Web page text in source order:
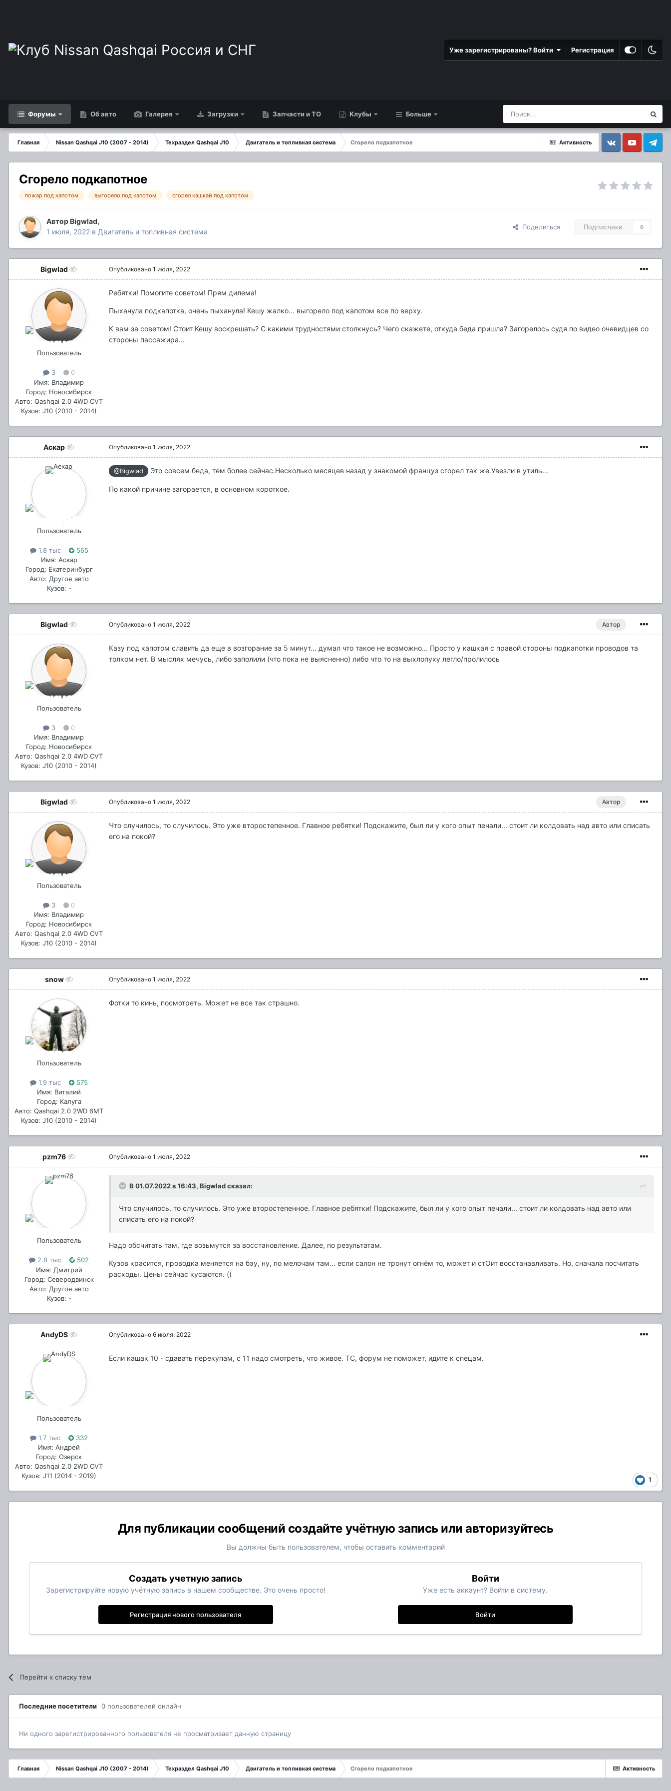
Уже зарегистрированы? Войти Регистрация
Форумы Об авто Галерея Загрузки Запчасти и ТО Клубы Больше
Активность
Главная Nissan Qashqai J10 (2007 - 2014) Техраздел Qashqai J10 Двигатель и топливная система
Сгорело подкапотное
VkontakteYouTube Telegram
Сгорело подкапотное
пожар под капотом выгорело под капотом сгорел кашкай под капотом
АвторBigwlad,
1 июля, 2022 в Двигатель и топливная система
Поделиться Подписчики 0
Bigwlad
Пользователь
3
0
Имя: Владимир
Город: Новосибирск
Авто: Qashqai 2.0 4WD CVT
Кузов: J10 (2010 - 2014)
Опубликовано 1 июля, 2022
Ребятки! Помогите советом! Прям дилема!
Пыханула подкапотка, очень пыханула! Кешу жалко... выгорело под капотом все по верху.
К вам за советом! Стоит Кешу воскрешать? С какими трудностями столкнусь? Чего скажете, откуда беда пришла? Загорелось судя по видео очевидцев со
стороны пассажира...
Аскар
Пользователь
1.8 тыс
565
Имя: Аскар
Город: Екатеринбург
Авто: Другое авто
Кузов: -
Опубликовано 1 июля, 2022
@Bigwlad Это совсем беда, тем более сейчас.Несколько месяцев назад у знакомой француз сгорел так же.Увезли в утиль...
По какой причине загорается, в основном короткое.
Bigwlad
Пользователь
3
0
Имя: Владимир
Город: Новосибирск
Авто: Qashqai 2.0 4WD CVT
Кузов: J10 (2010 - 2014)
Автор
Опубликовано 1 июля, 2022
Казу под капотом славить да еще в возгорание за 5 минут... думал что такое не возможно... Просто у кашкая с правой стороны подкапотки проводов та
толком нет. В мыслях мечусь, либо заполили (что пока не выясненно) либо что то на выхлопуху легло/пролилось
Bigwlad
Пользователь
3
0
Имя: Владимир
Город: Новосибирск
Авто: Qashqai 2.0 4WD CVT
Кузов: J10 (2010 - 2014)
Автор
Опубликовано 1 июля, 2022
Что случилось, то случилось. Это уже второстепенное. Главное ребятки! Подскажите, был ли у кого опыт печали... стоит ли колдовать над авто или списать
его на покой?
snow
Пользователь
1.9 тыс
575
Имя: Виталий
Город: Калуга
Авто: Qashqai 2.0 2WD 6MT
Кузов: J10 (2010 - 2014)
Опубликовано 1 июля, 2022
Фотки то кинь, посмотреть. Может не все так страшно.
pzm76
Пользователь
2.8 тыс
502
Имя: Дмитрий
Город: Северодвинск
Авто: Другое авто
Кузов: -
Опубликовано 1 июля, 2022
В 01.07.2022 в 16:43, Bigwladсказал:
Что случилось, то случилось. Это уже второстепенное. Главное ребятки! Подскажите, был ли у кого опыт печали... стоит ли колдовать над авто или
списать его на покой?
Надо обсчитать там, где возьмутся за восстановление. Далее, по результатам.
Кузов красится, проводка меняется на бэу, ну, по мелочам там... если салон не тронут огнём то, может и стОит восстанавливать. Но, сначала посчитать
расходы. Цены сейчас кусаются. ((
AndyDS
Пользователь
1.7 тыс
332
Имя: Андрей
Город: Озерск
Авто: Qashqai 2.0 2WD CVT
Кузов: J11 (2014 - 2019)
Опубликовано 6 июля, 2022
Если кашак 10 - сдавать перекупам, с 11 надо смотреть, что живое. ТС, форум не поможет, идите к спецам.
1
Для публикации сообщений создайте учётную запись или авторизуйтесь
Вы должны быть пользователем, чтобы оставить комментарий
Создать учетную запись
Зарегистрируйте новую учётную запись в нашем сообществе. Это очень просто!
Регистрация нового пользователя
Войти
Уже есть аккаунт? Войти в систему.
Войти
Перейти к списку тем
Последние посетители 0 пользователей онлайн
Ни одного зарегистрированного пользователя не просматривает данную страницу
Активность
Главная Nissan Qashqai J10 (2007 - 2014) Техраздел Qashqai J10 Двигатель и топливная система Сгорело подкапотное